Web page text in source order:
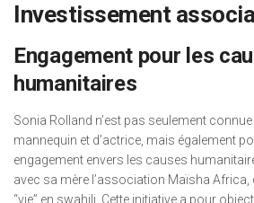
Investissement
Engagement pour les
humanitaires
Sonia Rolland n’est pas seulement
mannequin et d’actrice, mais également
engagement envers les causes
avec sa mère l’association Maïsha
“vie” en swahili. Cette initiative a pour